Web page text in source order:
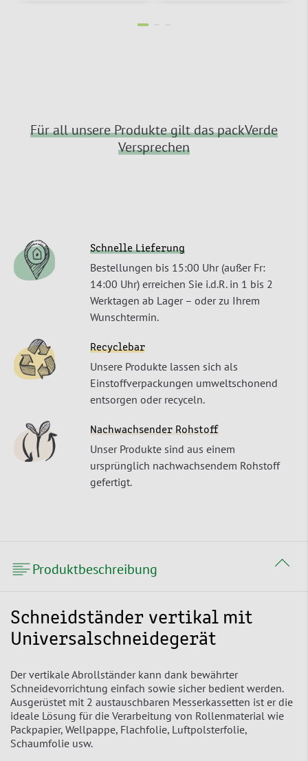
Für all unsere Produkte gilt das packVerde
Versprechen
Schnelle Lieferung
Bestellungen bis 15:00 Uhr (außer Fr:
14:00 Uhr) erreichen Sie i.d.R. in 1 bis 2
Werktagen ab Lager – oder zu Ihrem
Wunschtermin.
Recyclebar
Unsere Produkte lassen sich als
Einstoffverpackungen umweltschonend
entsorgen oder recyceln.
Nachwachsender Rohstoff
Unser Produkte sind aus einem
ursprünglich nachwachsendem Rohstoff
gefertigt.
Produktbeschreibung
Schneidständer vertikal mit
Universalschneidegerät
Der vertikale Abrollständer kann dank bewährter
Schneidevorrichtung einfach sowie sicher bedient werden.
Ausgerüstet mit 2 austauschbaren Messerkassetten ist er die
ideale Lösung für die Verarbeitung von Rollenmaterial wie
Packpapier, Wellpappe, Flachfolie, Luftpolsterfolie,
Schaumfolie usw.